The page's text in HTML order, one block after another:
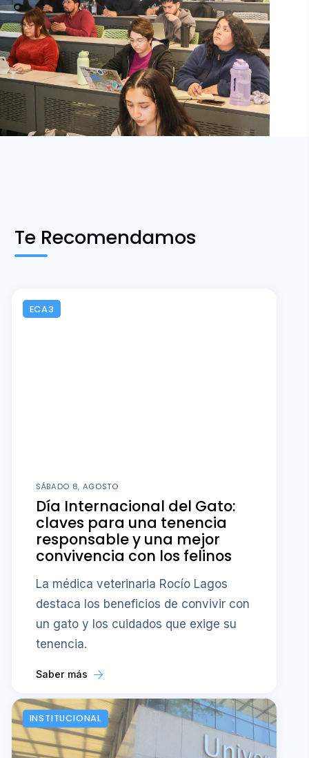
Te Recomendamos
ECA3
SÁBADO 8, AGOSTO
Día Internacional del Gato:
claves para una tenencia
responsable y una mejor
convivencia con los felinos
La médica veterinaria Rocío Lagos
destaca los beneficios de convivir con
un gato y los cuidados que exige su
tenencia.
Saber más
INSTITUCIONAL